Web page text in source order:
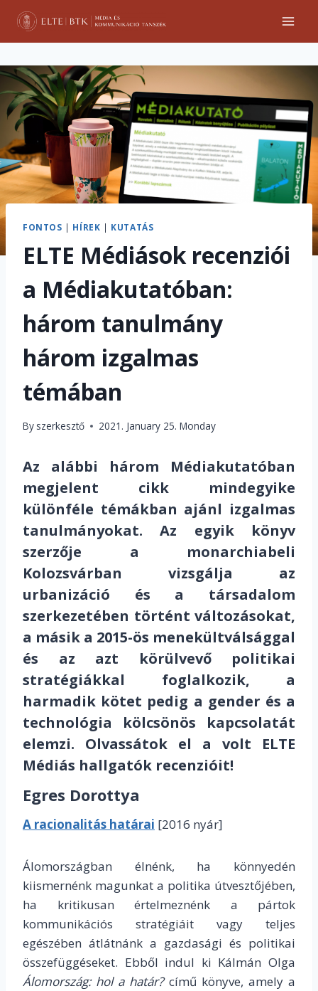
Skip
content
FONTOS | HÍREK | KUTATÁS
ELTE Médiások recenziói
a Médiakutatóban:
három tanulmány
három izgalmas
témában
By szerkesztő 2021. January 25. Monday
Az alábbi három Médiakutatóban
megjelent cikk mindegyike
különféle témákban ajánl izgalmas
tanulmányokat. Az egyik könyv
szerzője a monarchiabeli
Kolozsvárban vizsgálja az
urbanizáció és a társadalom
szerkezetében történt változásokat,
a másik a 2015-ös menekültválsággal
és az azt körülvevő politikai
stratégiákkal foglalkozik, a
harmadik kötet pedig a gender és a
technológia kölcsönös kapcsolatát
elemzi. Olvassátok el a volt ELTE
Médiás hallgatók recenzióit!
Egres Dorottya
A racionalitás határai [2016 nyár]
Álomországban élnénk, ha könnyedén
kiismernénk magunkat a politika útvesztőjében,
ha kritikusan értelmeznénk a pártok
kommunikációs stratégiáit vagy teljes
egészében átlátnánk a gazdasági és politikai
összefüggéseket. Ebből indul ki Kálmán Olga
Álomország: hol a határ?című könyve, amely a